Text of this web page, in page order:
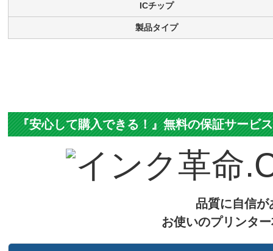
ICチップ
製品タイプ
『安心して購入できる！』無料の保証サービス
品質に自信が
お使いのプリンタ